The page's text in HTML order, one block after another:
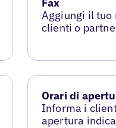
Aggiungi il tuo
clienti o
Orari di
Informa i
apertura